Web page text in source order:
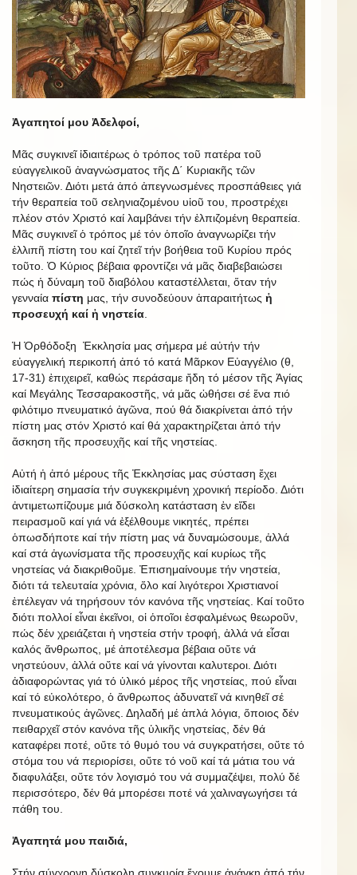
Ἀγαπητοί μου Ἀδελφοί,
Μᾶς συγκινεῖ ἰδιαιτέρως ὁ τρόπος τοῦ πατέρα τοῦ
εὐαγγελικοῦ ἀναγνώσματος τῆς Δ΄ Κυριακῆς τῶν
Νηστειῶν. Διότι μετά ἀπό ἀπεγνωσμένες προσπάθειες γιά
τήν θεραπεία τοῦ σεληνιαζομένου υἱοῦ του, προστρέχει
πλέον στόν Χριστό καί λαμβάνει τήν ἐλπιζομένη θεραπεία.
Μᾶς συγκινεῖ ὁ τρόπος μέ τόν ὁποῖο ἀναγνωρίζει τήν
ἐλλιπῆ πίστη του καί ζητεῖ τήν βοήθεια τοῦ Κυρίου πρός
τοῦτο. Ὁ Κύριος βέβαια φροντίζει νά μᾶς διαβεβαιώσει
πώς ἡ δύναμη τοῦ διαβόλου καταστέλλεται, ὅταν τήν
γενναία πίστη μας, τήν συνοδεύουν ἀπαραιτήτως ἡ
προσευχή καί ἡ νηστεία
Ἡ Ὀρθόδοξη Ἐκκλησία μας σήμερα μέ αὐτήν τήν
εὐαγγελική περικοπή ἀπό τό κατά Μᾶρκον Εὐαγγέλιο (θ,
17-31) ἐπιχειρεῖ, καθώς περάσαμε ἤδη τό μέσον τῆς Ἁγίας
καί Μεγάλης Τεσσαρακοστῆς, νά μᾶς ὠθήσει σέ ἕνα πιό
φιλότιμο πνευματικό ἀγῶνα, πού θά διακρίνεται ἀπό τήν
πίστη μας στόν Χριστό καί θά χαρακτηρίζεται ἀπό τήν
ἄσκηση τῆς προσευχῆς καί τῆς νηστείας.
Αὐτή ἡ ἀπό μέρους τῆς Ἐκκλησίας μας σύσταση ἔχει
ἰδιαίτερη σημασία τήν συγκεκριμένη χρονική περίοδο. Διότι
ἀντιμετωπίζουμε μιά δύσκολη κατάσταση ἐν εἴδει
πειρασμοῦ καί γιά νά ἐξέλθουμε νικητές, πρέπει
ὁπωσδήποτε καί τήν πίστη μας νά δυναμώσουμε, ἀλλά
καί στά ἀγωνίσματα τῆς προσευχῆς καί κυρίως τῆς
νηστείας νά διακριθοῦμε. Ἐπισημαίνουμε τήν νηστεία,
διότι τά τελευταία χρόνια, ὅλο καί λιγότεροι Χριστιανοί
ἐπέλεγαν νά τηρήσουν τόν κανόνα τῆς νηστείας. Καί τοῦτο
διότι πολλοί εἶναι ἐκεῖνοι, οἱ ὁποῖοι ἐσφαλμένως θεωροῦν,
πώς δέν χρειάζεται ἡ νηστεία στήν τροφή, ἀλλά νά εἶσαι
καλός ἄνθρωπος, μέ ἀποτέλεσμα βέβαια οὔτε νά
νηστεύουν, ἀλλά οὔτε καί νά γίνονται καλυτεροι. Διότι
ἀδιαφορώντας γιά τό ὑλικό μέρος τῆς νηστείας, πού εἶναι
καί τό εὐκολότερο, ὁ ἄνθρωπος ἀδυνατεῖ νά κινηθεῖ σέ
πνευματικούς ἀγῶνες. Δηλαδή μέ ἁπλά λόγια, ὅποιος δέν
πειθαρχεῖ στόν κανόνα τῆς ὑλικῆς νηστείας, δέν θά
καταφέρει ποτέ, οὔτε τό θυμό του νά συγκρατήσει, οὔτε τό
στόμα του νά περιορίσει, οὔτε τό νοῦ καί τά μάτια του νά
διαφυλάξει, οὔτε τόν λογισμό του νά συμμαζέψει, πολύ δέ
περισσότερο, δέν θά μπορέσει ποτέ νά χαλιναγωγήσει τά
πάθη του.
Ἀγαπητά μου παιδιά,
Στήν σύγχρονη δύσκολη συγκυρία ἔχουμε ἀνάγκη ἀπό τήν